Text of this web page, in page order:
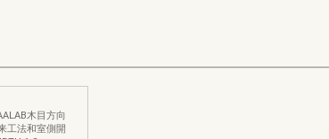
木目方向
工法和室側開